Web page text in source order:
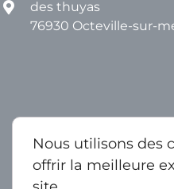
des thuyas
76930 Octeville-sur-
Nous utilisons des
offrir la meilleure